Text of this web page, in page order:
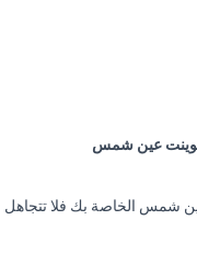
بوينت عين شمس
شمس الخاصة بك فلا تتجاهل